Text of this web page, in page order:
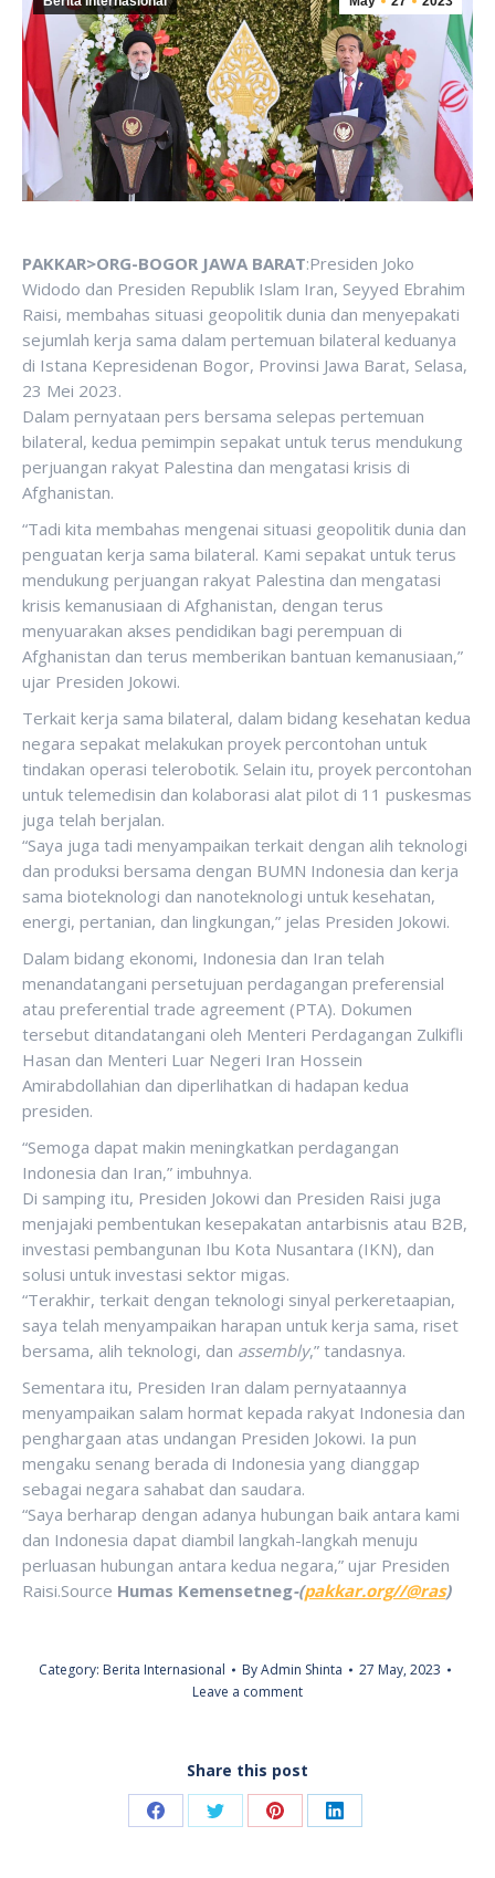
PAKKAR>ORG-BOGOR JAWA BARAT:Presiden Joko
Widodo dan Presiden Republik Islam Iran, Seyyed Ebrahim
Raisi, membahas situasi geopolitik dunia dan menyepakati
sejumlah kerja sama dalam pertemuan bilateral keduanya
di Istana Kepresidenan Bogor, Provinsi Jawa Barat, Selasa,
23 Mei 2023.
Dalam pernyataan pers bersama selepas pertemuan
bilateral, kedua pemimpin sepakat untuk terus mendukung
perjuangan rakyat Palestina dan mengatasi krisis di
Afghanistan.
“Tadi kita membahas mengenai situasi geopolitik dunia dan
penguatan kerja sama bilateral. Kami sepakat untuk terus
mendukung perjuangan rakyat Palestina dan mengatasi
krisis kemanusiaan di Afghanistan, dengan terus
menyuarakan akses pendidikan bagi perempuan di
Afghanistan dan terus memberikan bantuan kemanusiaan,”
ujar Presiden Jokowi.
Terkait kerja sama bilateral, dalam bidang kesehatan kedua
negara sepakat melakukan proyek percontohan untuk
tindakan operasi telerobotik. Selain itu, proyek percontohan
untuk telemedisin dan kolaborasi alat pilot di 11 puskesmas
juga telah berjalan.
“Saya juga tadi menyampaikan terkait dengan alih teknologi
dan produksi bersama dengan BUMN Indonesia dan kerja
sama bioteknologi dan nanoteknologi untuk kesehatan,
energi, pertanian, dan lingkungan,” jelas Presiden Jokowi.
Dalam bidang ekonomi, Indonesia dan Iran telah
menandatangani persetujuan perdagangan preferensial
atau preferential trade agreement (PTA). Dokumen
tersebut ditandatangani oleh Menteri Perdagangan Zulkifli
Hasan dan Menteri Luar Negeri Iran Hossein
Amirabdollahian dan diperlihatkan di hadapan kedua
presiden.
“Semoga dapat makin meningkatkan perdagangan
Indonesia dan Iran,” imbuhnya.
Di samping itu, Presiden Jokowi dan Presiden Raisi juga
menjajaki pembentukan kesepakatan antarbisnis atau B2B,
investasi pembangunan Ibu Kota Nusantara (IKN), dan
solusi untuk investasi sektor migas.
“Terakhir, terkait dengan teknologi sinyal perkeretaapian,
saya telah menyampaikan harapan untuk kerja sama, riset
bersama, alih teknologi, dan assembly,” tandasnya.
Sementara itu, Presiden Iran dalam pernyataannya
menyampaikan salam hormat kepada rakyat Indonesia dan
penghargaan atas undangan Presiden Jokowi. Ia pun
mengaku senang berada di Indonesia yang dianggap
sebagai negara sahabat dan saudara.
“Saya berharap dengan adanya hubungan baik antara kami
dan Indonesia dapat diambil langkah-langkah menuju
perluasan hubungan antara kedua negara,” ujar Presiden
Raisi.Source Humas Kemensetneg-(pakkar.org//@ras)
Category: Berita Internasional ByAdmin Shinta
27 May, 2023
Leave a comment
Share this post
Share Share Share Share